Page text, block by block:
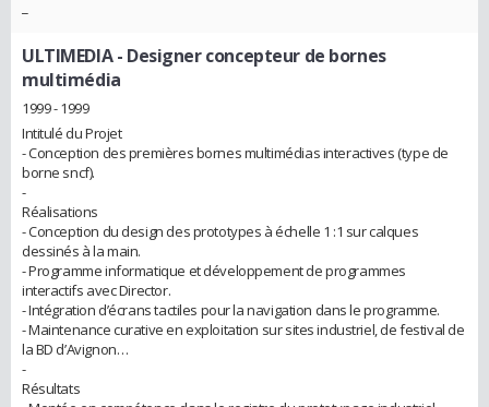
ULTIMEDIA- Designer concepteur de bornes
multimédia
1999 - 1999
Intitulé du Projet
- Conception des premières bornes multimédias interactives (type de
borne sncf).
-
Réalisations
- Conception du design des prototypes à échelle 1 :1 sur calques
dessinés à la main.
- Programme informatique et développement de programmes
interactifs avec Director.
- Intégration d’écrans tactiles pour la navigation dans le programme.
- Maintenance curative en exploitation sur sites industriel, de festival de
la BD d’Avignon…
-
Résultats